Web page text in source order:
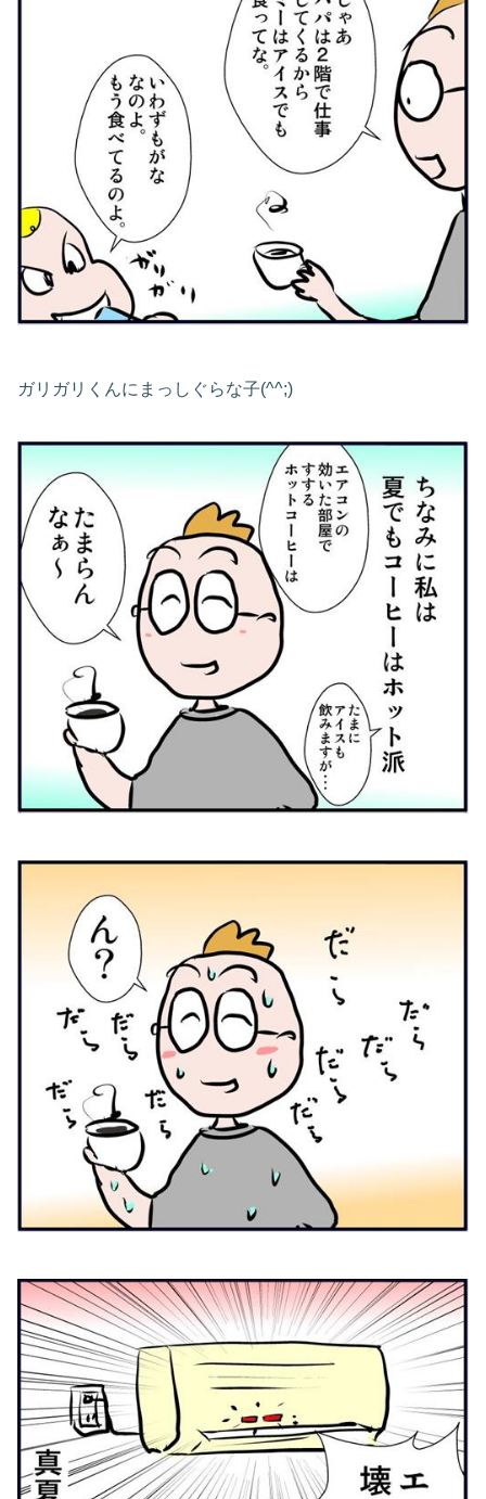
ガリガリくんにまっしぐらな子(^^;)